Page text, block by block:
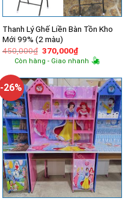
Thanh Lý Ghế Liền Bàn Tồn Kho
Mới 99% (2 màu)
450,000₫ Giá
gốc
là:
370,000₫Giá
hiện
tại
370,000₫.
Còn hàng - Giao nhanh
-26%